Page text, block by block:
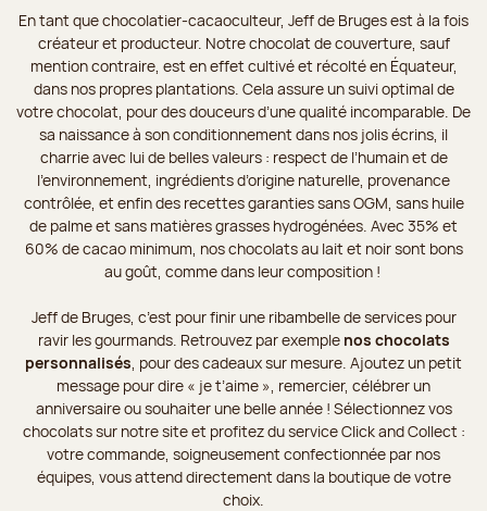
En tant que chocolatier-cacaoculteur, Jeff de Bruges est à la fois
créateur et producteur. Notre chocolat de couverture, sauf
mention contraire, est en effet cultivé et récolté en Équateur,
dans nos propres plantations. Cela assure un suivi optimal de
votre chocolat, pour des douceurs d’une qualité incomparable. De
sa naissance à son conditionnement dans nos jolis écrins, il
charrie avec lui de belles valeurs : respect de l’humain et de
l’environnement, ingrédients d’origine naturelle, provenance
contrôlée, et enfin des recettes garanties sans OGM, sans huile
de palme et sans matières grasses hydrogénées. Avec 35% et
60% de cacao minimum, nos chocolats au lait et noir sont bons
au goût, comme dans leur composition !
Jeff de Bruges, c’est pour finir une ribambelle de services pour
ravir les gourmands. Retrouvez par exemple nos chocolats
personnalisés , pour des cadeaux sur mesure. Ajoutez un petit
message pour dire « je t’aime », remercier, célébrer un
anniversaire ou souhaiter une belle année ! Sélectionnez vos
chocolats sur notre site et profitez du service Click and Collect :
votre commande, soigneusement confectionnée par nos
équipes, vous attend directement dans la boutique de votre
choix.